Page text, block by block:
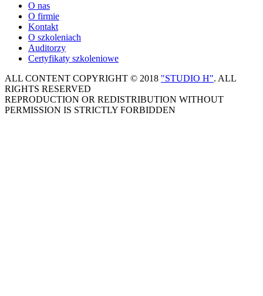
O nas
O firmie
Kontakt
O szkoleniach
Auditorzy
Certyfikaty szkoleniowe
ALL CONTENT COPYRIGHT © 2018 "STUDIO H". ALL
RIGHTS RESERVED
REPRODUCTION OR REDISTRIBUTION WITHOUT
PERMISSION IS STRICTLY FORBIDDEN